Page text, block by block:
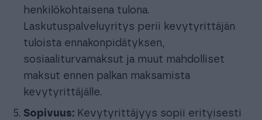
henkilökohtaisena tulona.
Laskutuspalveluyritys perii kevytyrittäjän
tuloista ennakonpidätyksen,
sosiaaliturvamaksut ja muut mahdolliset
maksut ennen palkan maksamista
kevytyrittäjälle.
Sopivuus: Kevytyrittäjyys sopii erityisesti